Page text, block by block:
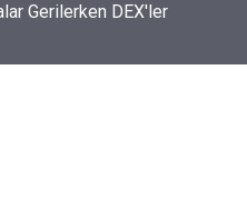
Act Tatil Öncesi